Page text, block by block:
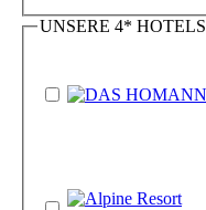
UNSERE 4* HOTELS